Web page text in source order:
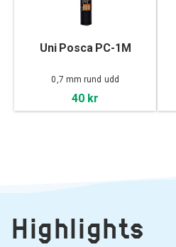
Uni Posca PC-1M
0,7 mm rund udd
40 kr
Highlights